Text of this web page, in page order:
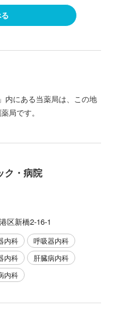
内にある当薬局は、この地
局です。
ク・病院
区新橋2-16-1
内科
呼吸器内科
内科
肝臓病内科
内科